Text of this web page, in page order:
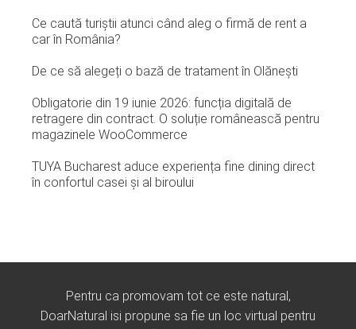
Ce caută turiștii atunci când aleg o firmă de rent a
car în România?
De ce să alegeți o bază de tratament în Olănești
Obligatorie din 19 iunie 2026: funcția digitală de
retragere din contract. O soluție românească pentru
magazinele WooCommerce
TUYA Bucharest aduce experiența fine dining direct
în confortul casei și al biroului
Pentru ca promovam tot ce este natural,
DoarNatural isi propune sa fie un loc virtual pentru